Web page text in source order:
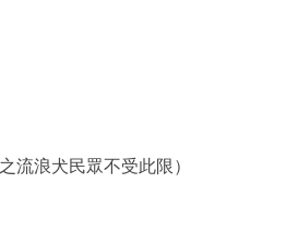
流浪犬民眾不受此限）